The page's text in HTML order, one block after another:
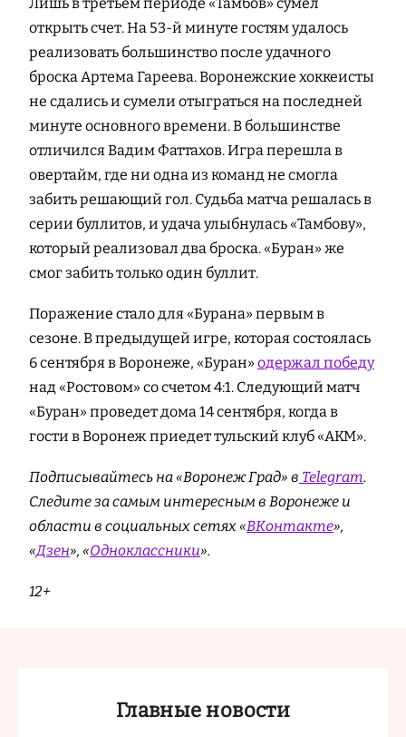
открыть счет. На 53-й минуте гостям удалось
реализовать большинство после удачного
броска Артема Гареева. Воронежские хоккеисты
не сдались и сумели отыграться на последней
минуте основного времени. В большинстве
отличился Вадим Фаттахов. Игра перешла в
овертайм, где ни одна из команд не смогла
забить решающий гол. Судьба матча решалась в
серии буллитов, и удача улыбнулась «Тамбову»,
который реализовал два броска. «Буран» же
смог забить только один буллит.
Поражение стало для «Бурана» первым в
сезоне. В предыдущей игре, которая состоялась
6 сентября в Воронеже, «Буран» одержал победу
над «Ростовом» со счетом 4:1. Следующий матч
«Буран» проведет дома 14 сентября, когда в
гости в Воронеж приедет тульский клуб «АКМ».
Подписывайтесь на «Воронеж Град» в Telegram.
Cледите за самым интересным в Воронеже и
области в социальных сетях «ВКонтакте»,
«Дзен», «Одноклассники».
12+
Главные новости